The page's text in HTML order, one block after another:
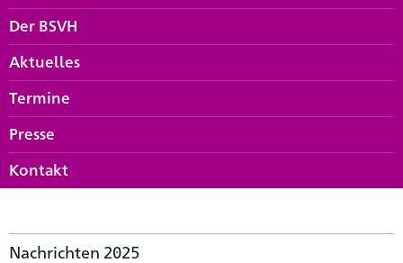
Der BSVH
Aktuelles
Termine
Presse
Kontakt
Nachrichten 2025